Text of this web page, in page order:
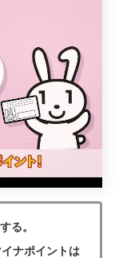
る。
ナポイントは